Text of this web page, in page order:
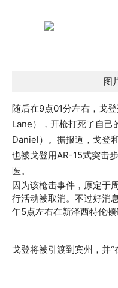
图
随后在9点01分左右，戈
Lane），开枪打死了自己
Daniel）。据报道，戈登
也被戈登用AR-15式突击
医。
因为该枪击事件，原定于
行活动被取消。不过好消
午5点左右在新泽西特伦
戈登将被引渡到宾州，并“